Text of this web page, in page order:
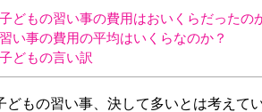
どもの習い事の費用はおいくらだったの
い事の費用の平均はいくらなのか？
どもの言い訳
どもの習い事、決して多いとは考えて